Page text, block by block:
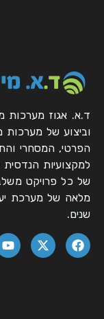
ד.א. אגוז מערכות
וביצוע של מערכות
הפרטי, המסחרי
למקצועיות הנדסית
של כל פרויקט
מלאה של מערכת
שנים.